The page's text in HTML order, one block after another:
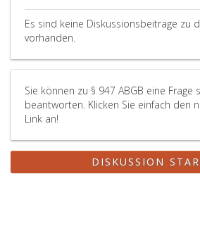
Es sind keine Diskussionsbeiträge zu
vorhanden.
Sie können zu § 947 ABGB eine Frage
beantworten. Klicken Sie einfach den
Link an!
DISKUSSION